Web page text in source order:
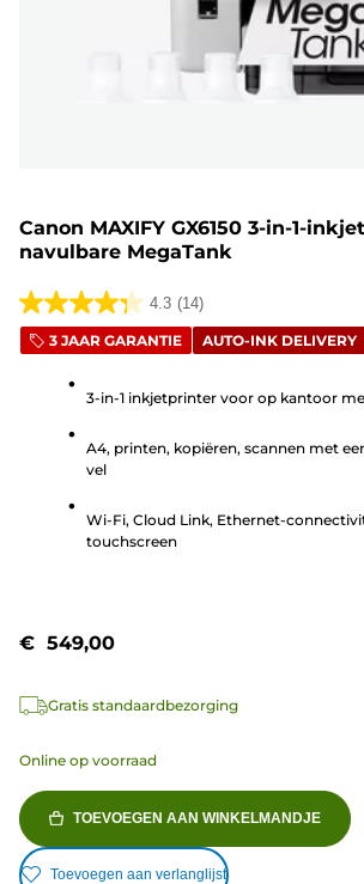
Canon MAXIFY GX6150 3-in-1-
navulbare MegaTank
4.3 (14)
4.3
van
sterren.
3 JAAR GARANTIE AUTO-INK DELIVERY
3-in-1 inkjetprinter voor op kantoor
A4, printen, kopiëren, scannen met
vel
Wi-Fi, Cloud Link, Ethernet-
touchscreen
€ 549,00
Gratis standaardbezorging
Online op voorraad
TOEVOEGEN AAN WINKELMANDJE
Toevoegen aan verlanglijst